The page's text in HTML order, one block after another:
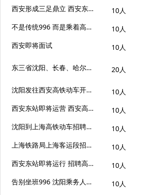
西安形成三足鼎立 西安东、西安站、西安北招聘乘务人员 10人
不是传统996 而是乘着高铁到处看看 沈阳高铁招聘乘务人员 10人
西安即将面试 10人
东三省沈阳、长春、哈尔滨招聘高铁乘务人员 20人
沈阳发往西安高铁动车开始报名 10人
西安东站即将运营 西安高铁招聘乘务人员 10人
沈阳到上海高铁动车招聘乘务人员 10人
上海铁路局上海客运段招聘 机会难得 条件优秀来 10人
西安东站即将运行 招聘高铁乘务人员 10人
告别坐班996 沈阳乘务人员岗位带你出省啦 10人